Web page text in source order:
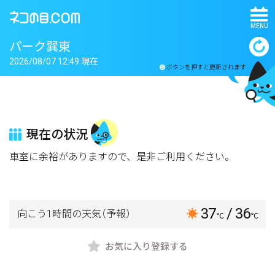
MENU
パーク巽東
ボタンを押すと更新されます
2026/08/07 12:49 現在
現在の状況
車室に余裕がありますので、是非ご利用ください。
向こう1時間の天気（予報） 37℃ / 36℃
お気に入り登録する